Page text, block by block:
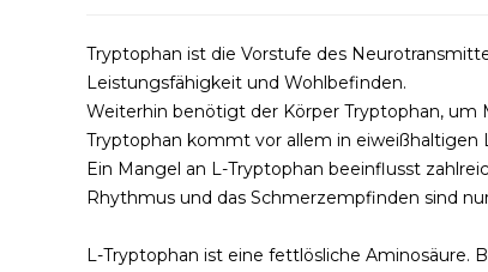
Tryptophan ist die Vorstufe des
Leistungsfähigkeit und Wohlbefinden.
Weiterhin benötigt der Körper Tryptophan, um
Tryptophan kommt vor allem in eiweißhaltigen
Ein Mangel an L-Tryptophan beeinflusst
Rhythmus und das Schmerzempfinden sind
L-Tryptophan ist eine fettlösliche Aminosäure.